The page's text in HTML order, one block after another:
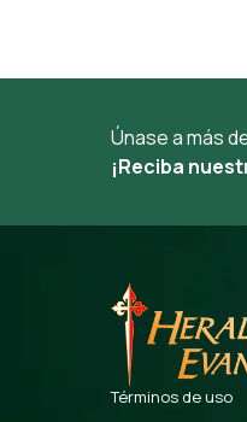
Únase a más
¡Reciba
Términos de uso